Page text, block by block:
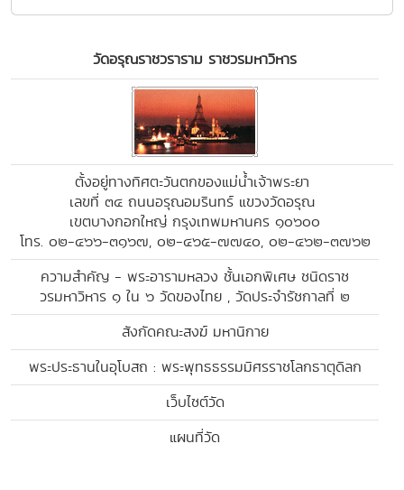
วัดอรุณราชวราราม ราชวรมหาวิหาร
ตั้งอยู่ทางทิศตะวันตกของแม่น้ำเจ้าพระยา
เลขที่ ๓๔ ถนนอรุณอมรินทร์ แขวงวัดอรุณ
เขตบางกอกใหญ่ กรุงเทพมหานคร ๑๐๖๐๐
โทร. ๐๒-๔๖๖-๓๑๖๗, ๐๒-๔๖๕-๗๗๔๐, ๐๒-๔๖๒-๓๗๖๒
ความสำคัญ - พระอารามหลวง ชั้นเอกพิเศษ ชนิดราช
วรมหาวิหาร ๑ ใน ๖ วัดของไทย , วัดประจำรัชกาลที่ ๒
สังกัดคณะสงฆ์ มหานิกาย
พระประธานในอุโบสถ : พระพุทธธรรมมิศรราชโลกธาตุดิลก
เว็บไซต์วัด
แผนที่วัด